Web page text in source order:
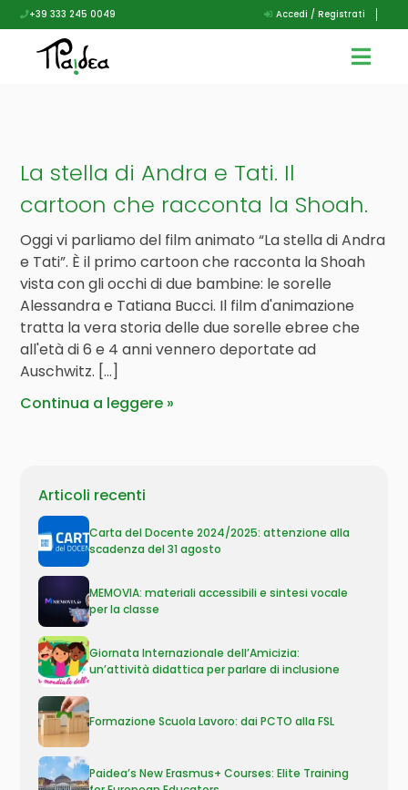
+39 333 245 0049 Accedi / Registrati
La stella di Andra e Tati. Il
cartoon che racconta la Shoah.
Oggi vi parliamo del film animato “La stella di Andra
e Tati”. È il primo cartoon che racconta la Shoah
vista con gli occhi di due bambine: le sorelle
Alessandra e Tatiana Bucci. Il film d'animazione
tratta la vera storia delle due sorelle ebree che
all'età di 6 e 4 anni vennero deportate ad
Auschwitz. […]
Continua a leggere
Articoli recenti
Carta del Docente 2024/2025: attenzione alla
scadenza del 31 agosto
MEMOVIA: materiali accessibili e sintesi vocale
per la classe
Giornata Internazionale dell’Amicizia:
un’attività didattica per parlare di inclusione
Formazione Scuola Lavoro: dai PCTO alla FSL
Paidea’s New Erasmus+ Courses: Elite Training